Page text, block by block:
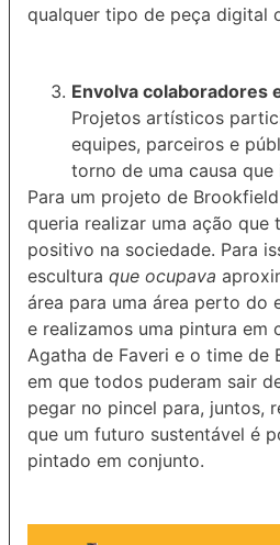
qualquer tipo de peça digital
Envolva colaboradores
Projetos artísticos
equipes, parceiros e
torno de uma causa
Para um projeto de
queria realizar uma ação que
positivo na sociedade. Para
escultura que ocupava
área para uma área perto do
e realizamos uma pintura em
Agatha de Faveri e o time de
em que todos puderam sair
pegar no pincel para, juntos,
que um futuro sustentável é
pintado em conjunto.